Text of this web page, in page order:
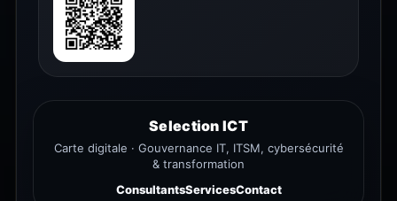
Selection ICT
Carte digitale · Gouvernance IT, ITSM, cybersécurité
& transformation
ConsultantsServicesContact